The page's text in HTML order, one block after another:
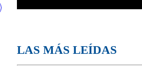
LAS MÁS LEÍDAS